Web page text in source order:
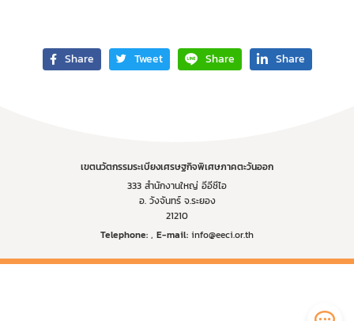
Share Tweet Share Share
เขตนวัตกรรมระเบียงเศรษฐกิจพิเศษภาคตะวันออก
333 สำนักงานใหญ่ อีอีซีไอ
อ. วังจันทร์ จ.ระยอง
21210
Telephone: , E-mail: info@eeci.or.th